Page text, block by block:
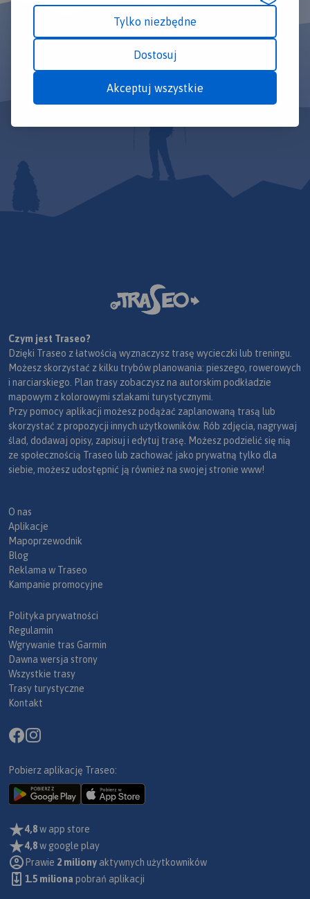
Tylko niezbędne
Dostosuj
Akceptuj wszystkie
Czym jest Traseo?
Dzięki Traseo z łatwością wyznaczysz trasę wycieczki lub treningu.
Możesz skorzystać z kilku trybów planowania: pieszego, rowerowych
i narciarskiego. Plan trasy zobaczysz na autorskim podkładzie
mapowym z kolorowymi szlakami turystycznymi.
Przy pomocy aplikacji możesz podążać zaplanowaną trasą lub
skorzystać z propozycji innych użytkowników. Rób zdjęcia, nagrywaj
ślad, dodawaj opisy, zapisuj i edytuj trasę. Możesz podzielić się nią
ze społecznością Traseo lub zachować jako prywatną tylko dla
siebie, możesz udostępnić ją również na swojej stronie www!
O nas
Aplikacje
Mapoprzewodnik
Blog
Reklama w Traseo
Kampanie promocyjne
Polityka prywatności
Regulamin
Wgrywanie tras Garmin
Dawna wersja strony
Wszystkie trasy
Trasy turystyczne
Kontakt
Pobierz aplikację Traseo:
4,8w app store
4,8w google play
Prawie 2 miliony aktywnych użytkowników
1.5 miliona pobrań aplikacji